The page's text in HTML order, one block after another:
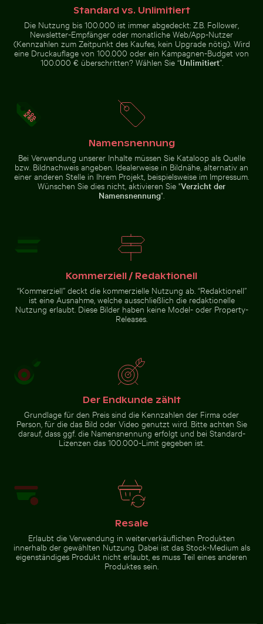
Schöne
Sonnenuntergangswolken
Feierlicher Schokoladenkuchen mit
Wunderkerze
Luftaufnahme des Siva Subramanya Kovil Tempels
Subramanya Kovil Tempels
Mit Frost bedecktes Gras in
Winterlandschaft
Nahaufnahme von frischen grünen Blättern mit
Standard vs. Unlimitiert
Die Nutzung bis 100.000 ist immer abgedeckt: Z.B. Follower,
Newsletter-Empfänger oder monatliche Web/App-Nutzer
(Kennzahlen zum Zeitpunkt des Kaufes, kein Upgrade nötig). Wird
eine Druckauflage von 100.000 oder ein Kampagnen-Budget von
100.000 € überschritten? Wählen Sie “Unlimitiert”.
Namensnennung
Bei Verwendung unserer Inhalte müssen Sie Kataloop als Quelle
bzw. Bildnachweis angeben. Idealerweise in Bildnähe, alternativ an
einer anderen Stelle in Ihrem Projekt, beispielsweise im Impressum.
Wünschen Sie dies nicht, aktivieren Sie "Verzicht der
Namensnennung".
Kommerziell / Redaktionell
“Kommerziell” deckt die kommerzielle Nutzung ab. “Redaktionell”
ist eine Ausnahme, welche ausschließlich die redaktionelle
Nutzung erlaubt. Diese Bilder haben keine Model- oder Property-
Releases.
Der Endkunde zählt
Grundlage für den Preis sind die Kennzahlen der Firma oder
Person, für die das Bild oder Video genutzt wird. Bitte achten Sie
darauf, dass ggf. die Namensnennung erfolgt und bei Standard-
Lizenzen das 100.000-Limit gegeben ist.
Resale
Erlaubt die Verwendung in weiterverkäuflichen Produkten
innerhalb der gewählten Nutzung. Dabei ist das Stock-Medium als
eigenständiges Produkt nicht erlaubt, es muss Teil eines anderen
Produktes sein.